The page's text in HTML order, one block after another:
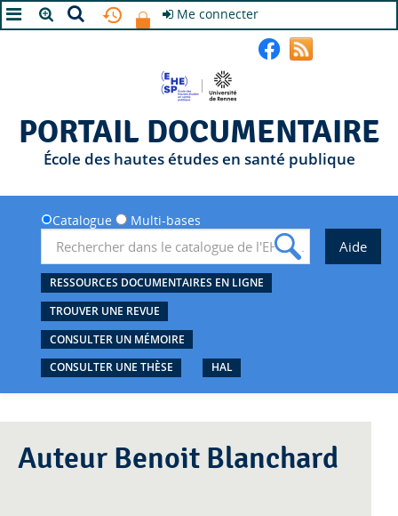
Me connecter
PORTAIL DOCUMENTAIRE
École des hautes études en santé publique
Catalogue Multi-bases
RESSOURCES DOCUMENTAIRES EN LIGNE
TROUVER UNE REVUE
CONSULTER UN MÉMOIRE
CONSULTER UNE THÈSE
HAL
Auteur Benoit Blanchard